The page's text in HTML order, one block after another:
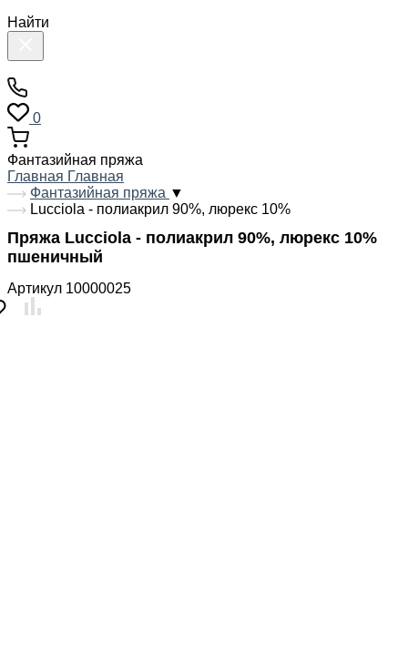
Найти
0
Фантазийная пряжа
Главная Главная
Фантазийная пряжа ▼
Lucciola - полиакрил 90%, люрекс 10%
Пряжа Lucciola - полиакрил 90%, люрекс 10%
пшеничный
Артикул 10000025